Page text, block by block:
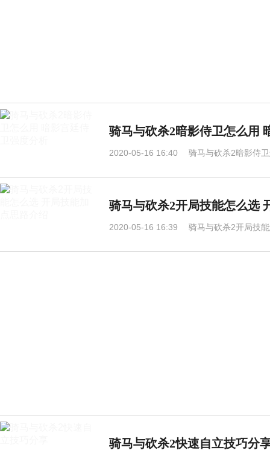
骑马与砍杀2暗影侍卫怎么用
2020-05-16 16:40 骑马与砍杀2暗影侍
骑马与砍杀2开局技能怎么选
2020-05-16 16:39 骑马与砍杀2开局技
骑马与砍杀2快速自立技巧分